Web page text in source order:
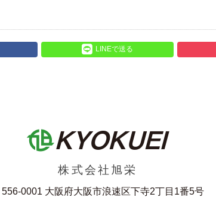
LINEで送る
株式会社旭栄
556-0001 大阪府大阪市浪速区下寺2丁⽬1番5号